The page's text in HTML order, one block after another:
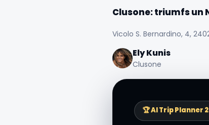
Clusone: triumfs un
Vicolo S. Bernardino, 4,
Ely Kunis
Clusone
🏆 AI Trip Planner